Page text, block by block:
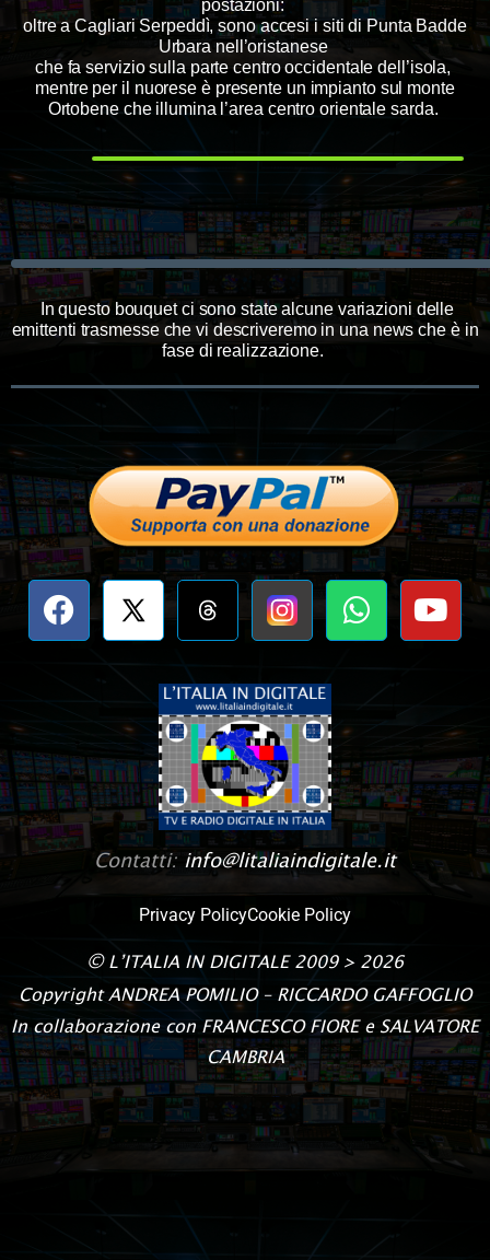
postazioni:
oltre a Cagliari Serpeddì, sono accesi i siti di Punta Badde
Urbara nell’oristanese
che fa servizio sulla parte centro occidentale dell’isola,
mentre per il nuorese è presente un impianto sul monte
Ortobene che illumina l’area centro orientale sarda.
In questo bouquet ci sono state alcune variazioni delle
emittenti trasmesse che vi descriveremo in una news che è in
fase di realizzazione.
Contatti: info@litaliaindigitale.it
Privacy PolicyCookie Policy
© L’ITALIA IN DIGITALE2009 > 2026
Copyright ANDREA POMILIO – RICCARDO GAFFOGLIO
In collaborazione con FRANCESCO FIORE e SALVATORE
CAMBRIA